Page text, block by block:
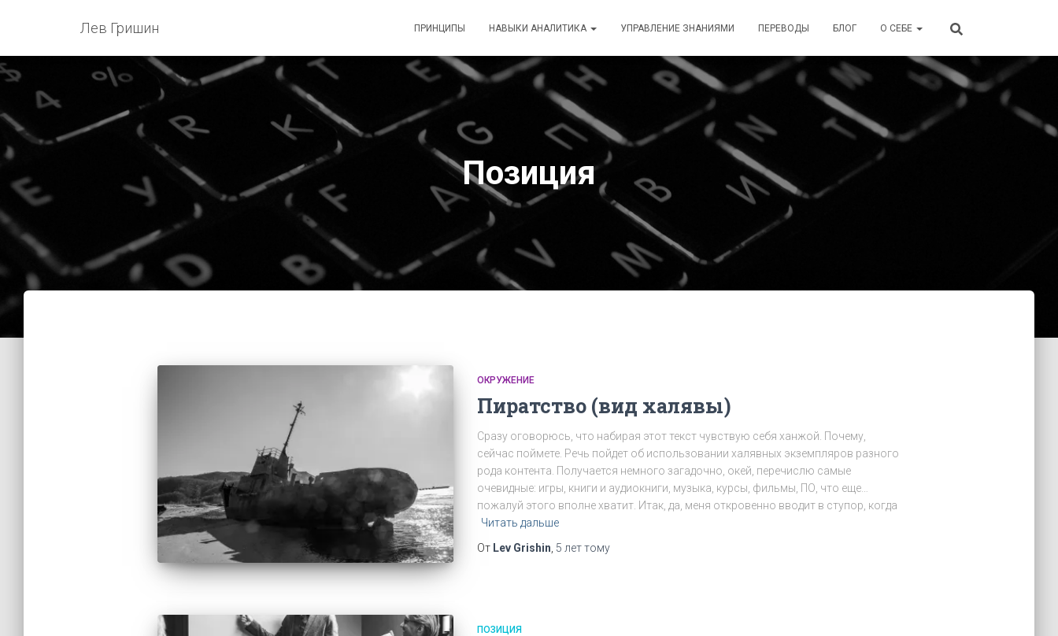
Лев Гришин ПРИНЦИПЫ НАВЫКИ АНАЛИТИКА УПРАВЛЕНИЕ ЗНАНИЯМИ ПЕРЕВОДЫ БЛОГ О СЕБЕ
Позиция
ОКРУЖЕНИЕ
Пиратство (вид халявы)
Сразу оговорюсь, что набирая этот текст чувствую себя ханжой. Почему,
сейчас поймете. Речь пойдет об использовании халявных экземпляров разного
рода контента. Получается немного загадочно, окей, перечислю самые
очевидные: игры, книги и аудиокниги, музыка, курсы, фильмы, ПО, что еще…
пожалуй этого вполне хватит. Итак, да, меня откровенно вводит в ступор, когда
Читать дальше
От Lev Grishin 5 леттому
ПОЗИЦИЯ